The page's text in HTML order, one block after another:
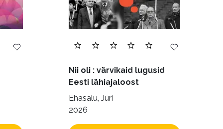
Nii oli : värvikaid lugusid
Eesti lähiajaloost
Ehasalu, Jüri
2026